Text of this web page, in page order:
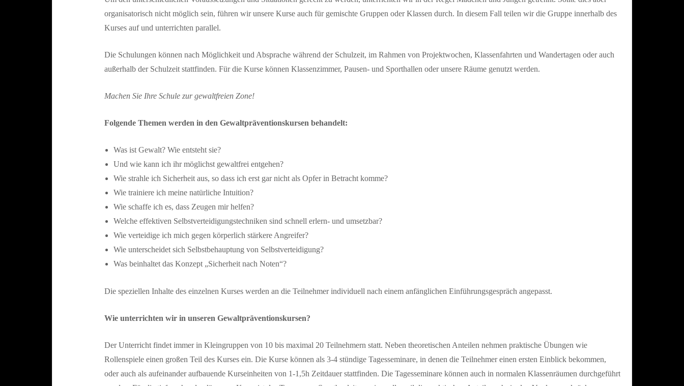
organisatorisch nicht möglich sein, führen wir unsere Kurse auch für gemischte Gruppen oder Klassen durch. In diesem Fall teilen wir die Gruppe innerhalb des
Kurses auf und unterrichten parallel.
Die Schulungen können nach Möglichkeit und Absprache während der Schulzeit, im Rahmen von Projektwochen, Klassenfahrten und Wandertagen oder auch
außerhalb der Schulzeit stattfinden. Für die Kurse können Klassenzimmer, Pausen- und Sporthallen oder unsere Räume genutzt werden.
Machen Sie Ihre Schule zur gewaltfreien Zone!
Folgende Themen werden in den Gewaltpräventionskursen behandelt:
Was ist Gewalt? Wie entsteht sie?
Und wie kann ich ihr möglichst gewaltfrei entgehen?
Wie strahle ich Sicherheit aus, so dass ich erst gar nicht als Opfer in Betracht komme?
Wie trainiere ich meine natürliche Intuition?
Wie schaffe ich es, dass Zeugen mir helfen?
Welche effektiven Selbstverteidigungstechniken sind schnell erlern- und umsetzbar?
Wie verteidige ich mich gegen körperlich stärkere Angreifer?
Wie unterscheidet sich Selbstbehauptung von Selbstverteidigung?
Was beinhaltet das Konzept „Sicherheit nach Noten“?
Die speziellen Inhalte des einzelnen Kurses werden an die Teilnehmer individuell nach einem anfänglichen Einführungsgespräch angepasst.
Wie unterrichten wir in unseren Gewaltpräventionskursen?
Der Unterricht findet immer in Kleingruppen von 10 bis maximal 20 Teilnehmern statt. Neben theoretischen Anteilen nehmen praktische Übungen wie
Rollenspiele einen großen Teil des Kurses ein. Die Kurse können als 3-4 stündige Tagesseminare, in denen die Teilnehmer einen ersten Einblick bekommen,
oder auch als aufeinander aufbauende Kurseinheiten von 1-1,5h Zeitdauer stattfinden. Die Tagesseminare können auch in normalen Klassenräumen durchgeführt